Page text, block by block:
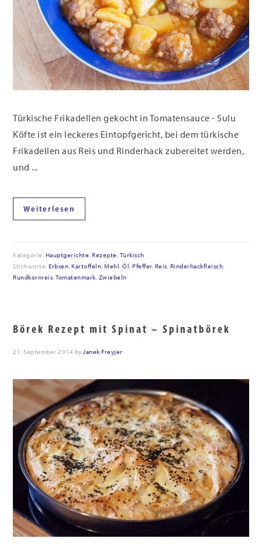
Türkische Frikadellen gekocht in Tomatensauce - Sulu
Köfte ist ein leckeres Eintopfgericht, bei dem türkische
Frikadellen aus Reis und Rinderhack zubereitet werden,
und ...
Weiterlesen
Kategorie: Hauptgerichte,Rezepte, Türkisch
Stichworte:Erbsen,Kartoffeln,Mehl,Öl,Pfeffer, Reis, Rinderhackfleisch,
Rundkornreis,Tomatenmark, Zwiebeln
Börek Rezept mit Spinat – Spinatbörek
21. September 2014 byJanek Freyjer